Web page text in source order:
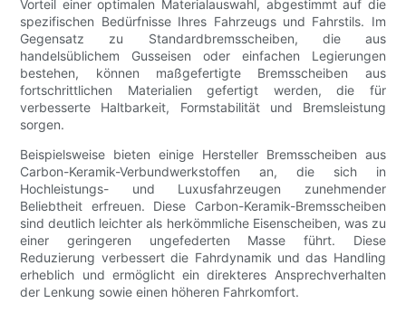
Vorteil einer optimalen Materialauswahl, abgestimmt auf die
spezifischen Bedürfnisse Ihres Fahrzeugs und Fahrstils. Im
Gegensatz zu Standardbremsscheiben, die aus
handelsüblichem Gusseisen oder einfachen Legierungen
bestehen, können maßgefertigte Bremsscheiben aus
fortschrittlichen Materialien gefertigt werden, die für
verbesserte Haltbarkeit, Formstabilität und Bremsleistung
sorgen.
Beispielsweise bieten einige Hersteller Bremsscheiben aus
Carbon-Keramik-Verbundwerkstoffen an, die sich in
Hochleistungs- und Luxusfahrzeugen zunehmender
Beliebtheit erfreuen. Diese Carbon-Keramik-Bremsscheiben
sind deutlich leichter als herkömmliche Eisenscheiben, was zu
einer geringeren ungefederten Masse führt. Diese
Reduzierung verbessert die Fahrdynamik und das Handling
erheblich und ermöglicht ein direkteres Ansprechverhalten
der Lenkung sowie einen höheren Fahrkomfort.